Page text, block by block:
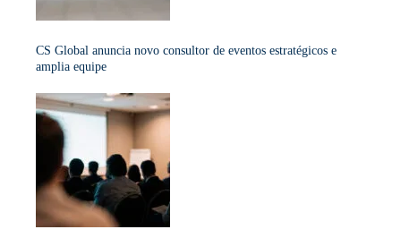
CS Global anuncia novo consultor de eventos estratégicos e
amplia equipe